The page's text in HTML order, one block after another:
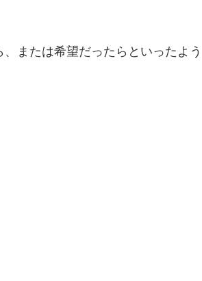
または希望だったらといったよう